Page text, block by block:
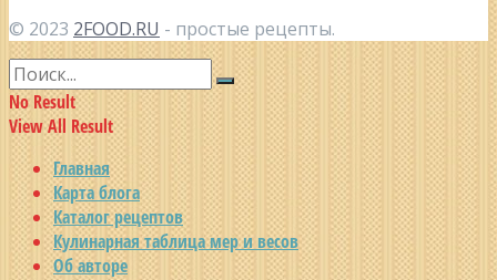
© 2023 2FOOD.RU - простые рецепты.
No Result
View All Result
Главная
Карта блога
Каталог рецептов
Кулинарная таблица мер и весов
Об авторе